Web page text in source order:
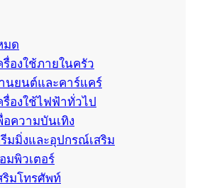
มด
องใช้ภายในครัว
นยนต์และคาร์แคร์
องใช้ไฟฟ้าทั่วไป
ความบันเทิง
มมิ่งและอุปกรณ์เสริม
มพิวเตอร์
มโทรศัพท์